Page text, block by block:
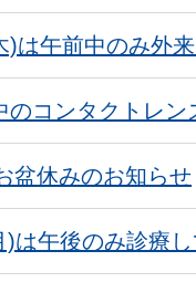
)は午前中のみ外
のコンタクトレン
盆休みのお知らせ
)は午後のみ診療